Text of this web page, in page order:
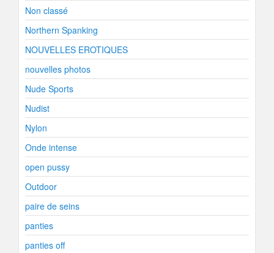
Non classé
Northern Spanking
NOUVELLES EROTIQUES
nouvelles photos
Nude Sports
Nudist
Nylon
Onde intense
open pussy
Outdoor
paire de seins
panties
panties off